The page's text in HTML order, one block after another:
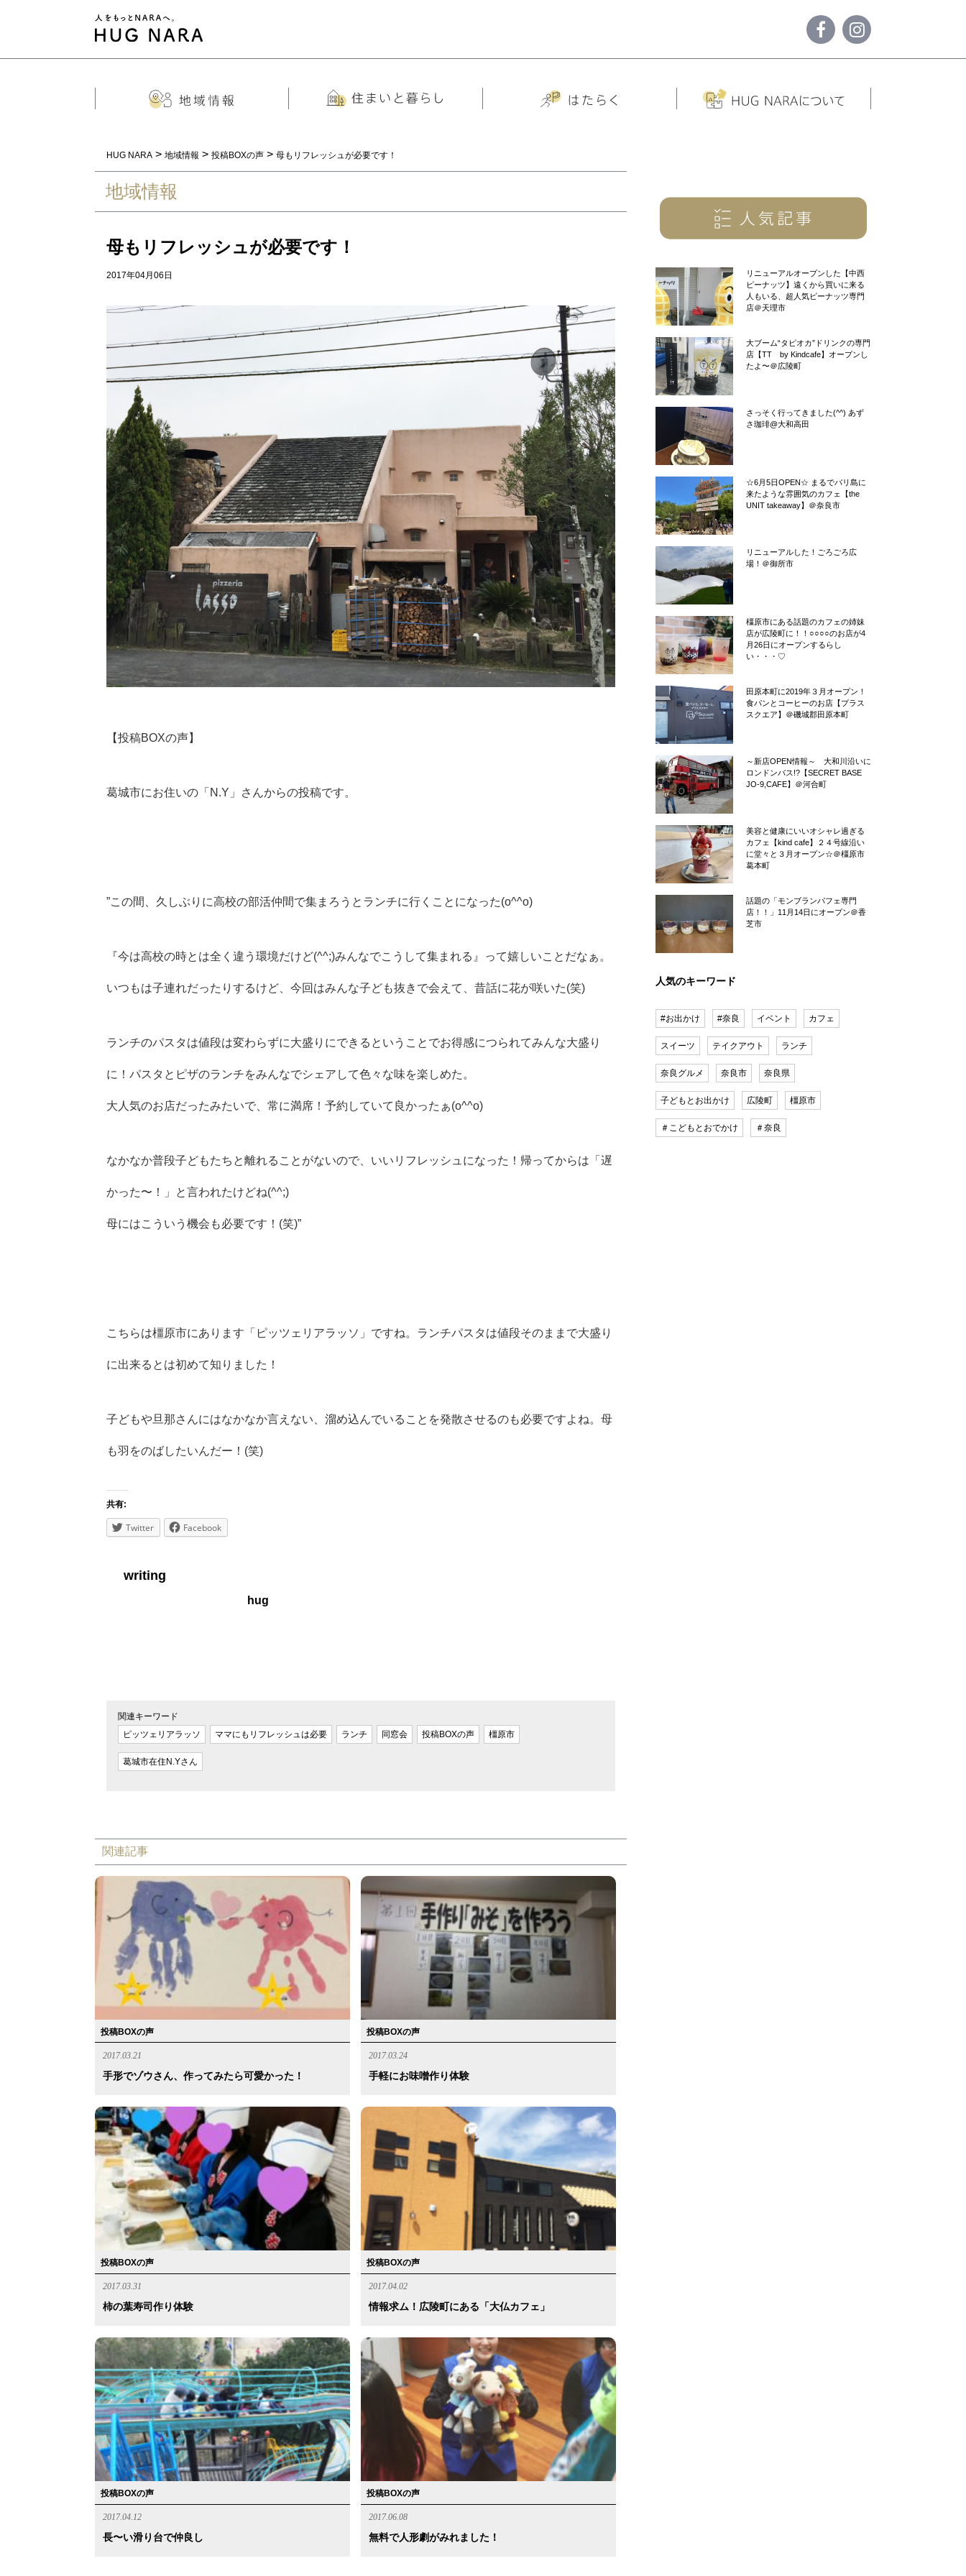
HUG NARA > 地域情報 > 投稿BOXの声 > 母もリフレッシュが必要です！
地域情報
母もリフレッシュが必要です！
2017年04月06日
【投稿BOXの声】
葛城市にお住いの「N.Y」さんからの投稿です。
”この間、久しぶりに高校の部活仲間で集まろうとランチに行くことになった(o^^o)
『今は高校の時とは全く違う環境だけど(^^;)みんなでこうして集まれる』って嬉しいことだなぁ。
いつもは子連れだったりするけど、今回はみんな子ども抜きで会えて、昔話に花が咲いた(笑)
ランチのパスタは値段は変わらずに大盛りにできるということでお得感につられてみんな大盛り
に！パスタとピザのランチをみんなでシェアして色々な味を楽しめた。
大人気のお店だったみたいで、常に満席！予約していて良かったぁ(o^^o)
なかなか普段子どもたちと離れることがないので、いいリフレッシュになった！帰ってからは「遅
かった〜！」と言われたけどね(^^;)
母にはこういう機会も必要です！(笑)”
こちらは橿原市にあります「ピッツェリアラッソ」ですね。ランチパスタは値段そのままで大盛り
に出来るとは初めて知りました！
子どもや旦那さんにはなかなか言えない、溜め込んでいることを発散させるのも必要ですよね。母
も羽をのばしたいんだー！(笑)
共有:
Twitter Facebook
writing
hug
関連キーワード
ピッツェリアラッソ
ママにもリフレッシュは必要 ランチ 同窓会 投稿BOXの声 橿原市
葛城市在住N.Yさん
関連記事
投稿BOXの声
2017.03.21
手形でゾウさん、作ってみたら可愛かった！
投稿BOXの声
2017.03.24
手軽にお味噌作り体験
投稿BOXの声
2017.03.31
柿の葉寿司作り体験
投稿BOXの声
2017.04.02
情報求ム！広陵町にある「大仏カフェ」
投稿BOXの声
2017.04.12
長〜い滑り台で仲良し
投稿BOXの声
2017.06.08
無料で人形劇がみれました！
リニューアルオープンした【中西
ピーナッツ】遠くから買いに来る
人もいる、超人気ピーナッツ専門
店＠天理市
大ブーム“タピオカ”ドリンクの専門
店【TT by Kindcafe】オープンし
たよ〜＠広陵町
さっそく行ってきました(^^) あず
さ珈琲@大和高田
☆6月5日OPEN☆ まるでバリ島に
来たような雰囲気のカフェ【the
UNIT takeaway】＠奈良市
リニューアルした！ごろごろ広
場！＠御所市
橿原市にある話題のカフェの姉妹
店が広陵町に！！○○○○のお店が4
月26日にオープンするらし
い・・・♡
田原本町に2019年３月オープン！
食パンとコーヒーのお店【プラス
スクエア】＠磯城郡田原本町
～新店OPEN情報～ 大和川沿いに
ロンドンバス!?【SECRET BASE
JO-9,CAFE】＠河合町
美容と健康にいいオシャレ過ぎる
カフェ【kind cafe】２４号線沿い
に堂々と３月オープン☆＠橿原市
葛本町
話題の「モンブランパフェ専門
店！！」11月14日にオープン＠香
芝市
人気のキーワード
#お出かけ #奈良 イベント カフェ
スイーツ テイクアウト ランチ
奈良グルメ 奈良市 奈良県
子どもとお出かけ 広陵町 橿原市
＃こどもとおでかけ ＃奈良